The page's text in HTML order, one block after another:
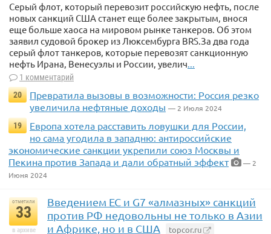
Серый флот, который перевозит российскую нефть, после
новых санкций США станет еще более закрытым, внося
еще больше хаоса на мировом рынке танкеров. Об этом
заявил судовой брокер из Люксембурга BRS.За два года
серый флот танкеров, которые перевозят санкционную
нефть Ирана, Венесуэлы и России, увелич...
1 комментарий
20
Превратила вызовы в возможности: Россия резко
увеличила нефтяные доходы — 2 Июля 2024
19
Европа хотела расставить ловушки для России,
но сама угодила в западню: антироссийские
экономические санкции укрепили союз Москвы и
Пекина против Запада и дали обратный эффект
— 2
Июня 2024
отметили
33
в архиве
Введением ЕС и G7 «алмазных» санкций
против РФ недовольны не только в Азии
и Африке, но и в США
topcor.ru